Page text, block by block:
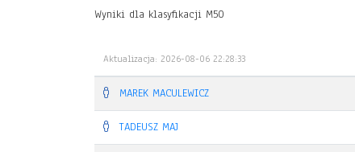
Wyniki dla klasyfikacji M50
Aktualizacja: 2026-08-06 22:28:33
MAREK MACULEWICZ
TADEUSZ MAJ